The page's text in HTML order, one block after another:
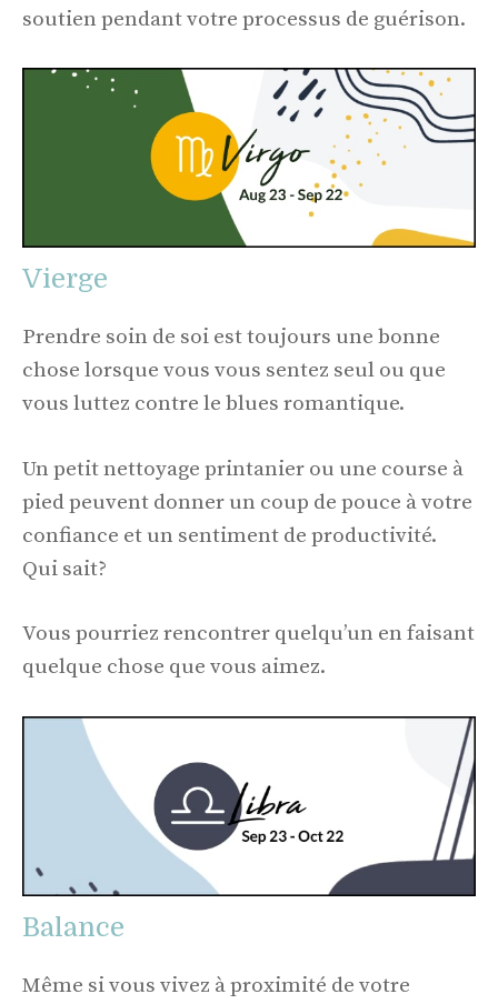
soutien pendant votre processus de guérison.
Vierge
Prendre soin de soi est toujours une bonne
chose lorsque vous vous sentez seul ou que
vous luttez contre le blues romantique.
Un petit nettoyage printanier ou une course à
pied peuvent donner un coup de pouce à votre
confiance et un sentiment de productivité.
Qui sait?
Vous pourriez rencontrer quelqu’un en faisant
quelque chose que vous aimez.
Balance
Même si vous vivez à proximité de votre